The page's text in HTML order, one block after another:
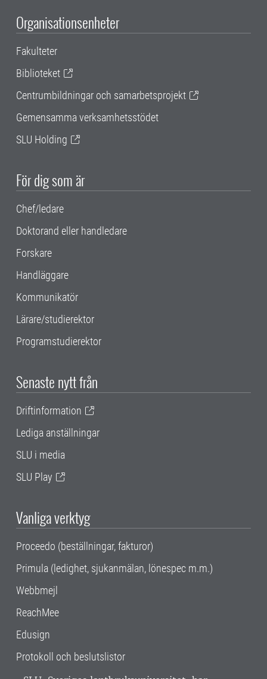
Organisationsenheter
Fakulteter
Biblioteket
Centrumbildningar och samarbetsprojekt
Gemensamma verksamhetsstödet
SLU Holding
För dig som är
Chef/ledare
Doktorand eller handledare
Forskare
Handläggare
Kommunikatör
Lärare/studierektor
Programstudierektor
Senaste nytt från
Driftinformation
Lediga anställningar
SLU i media
SLU Play
Vanliga verktyg
Proceedo (beställningar, fakturor)
Primula (ledighet, sjukanmälan, lönespec m.m.)
Webbmejl
ReachMee
Edusign
Protokoll och beslutslistor